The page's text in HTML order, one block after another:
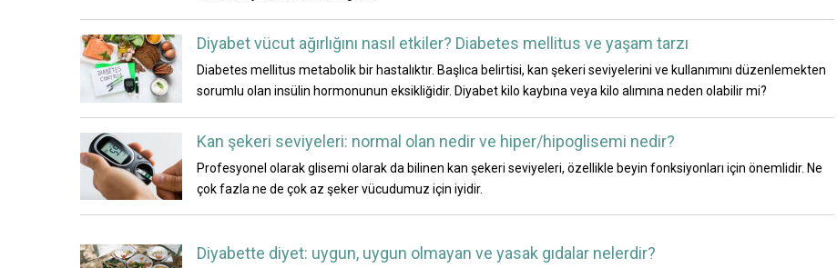
Diyabet vücut ağırlığını nasıl etkiler? Diabetes mellitus ve yaşam tarzı
Diabetes mellitus metabolik bir hastalıktır. Başlıca belirtisi, kan şekeri seviyelerini ve kullanımını düzenlemekten
sorumlu olan insülin hormonunun eksikliğidir. Diyabet kilo kaybına veya kilo alımına neden olabilir mi?
Kan şekeri seviyeleri: normal olan nedir ve hiper/hipoglisemi nedir?
Profesyonel olarak glisemi olarak da bilinen kan şekeri seviyeleri, özellikle beyin fonksiyonları için önemlidir. Ne
çok fazla ne de çok az şeker vücudumuz için iyidir.
Diyabette diyet: uygun, uygun olmayan ve yasak gıdalar nelerdir?